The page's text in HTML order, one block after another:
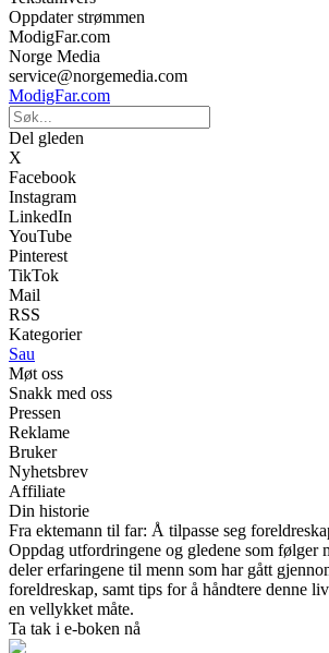
Oppdater strømmen
ModigFar.com
Norge Media
service@norgemedia.com
ModigFar.com
Del gleden
X
Facebook
Instagram
LinkedIn
YouTube
Pinterest
TikTok
Mail
RSS
Kategorier
Sau
Møt oss
Snakk med oss
Pressen
Reklame
Bruker
Nyhetsbrev
Affiliate
Din historie
Fra ektemann til far: Å tilpasse seg
Oppdag utfordringene og gledene som følger
deler erfaringene til menn som har gått
foreldreskap, samt tips for å håndtere denne
en vellykket måte.
Ta tak i e-boken nå